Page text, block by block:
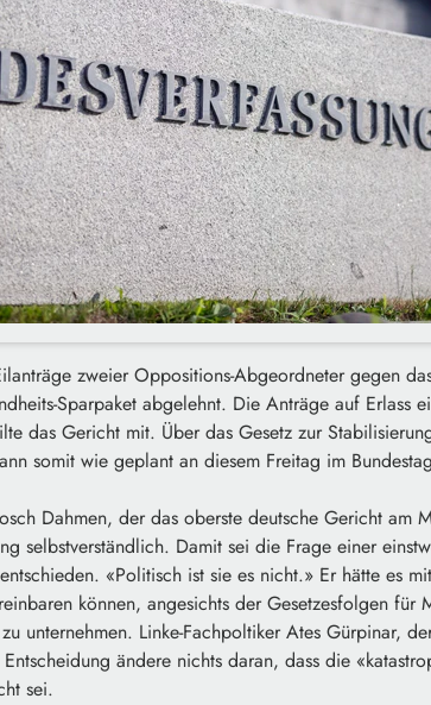
zweier Oppositions-Abgeordneter gegen
Sparpaket abgelehnt. Die Anträge auf Erlass
das Gericht mit. Über das Gesetz zur
somit wie geplant an diesem Freitag im
Dahmen, der das oberste deutsche Gericht am
selbstverständlich. Damit sei die Frage einer
«Politisch ist sie es nicht.» Er hätte es
können, angesichts der Gesetzesfolgen für
unternehmen. Linke-Fachpoltiker Ates Gürpinar,
ändere nichts daran, dass die
sei.